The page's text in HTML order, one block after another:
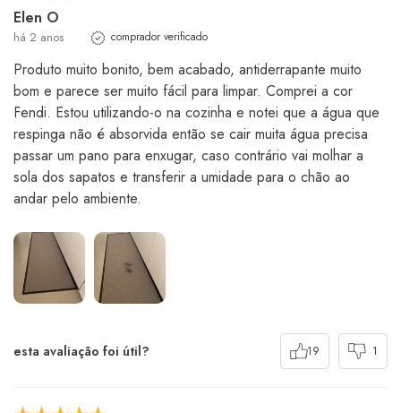
Elen O
há 2 anos comprador verificado
Produto muito bonito, bem acabado, antiderrapante muito
bom e parece ser muito fácil para limpar. Comprei a cor
Fendi. Estou utilizando-o na cozinha e notei que a água que
respinga não é absorvida então se cair muita água precisa
passar um pano para enxugar, caso contrário vai molhar a
sola dos sapatos e transferir a umidade para o chão ao
andar pelo ambiente.
esta avaliação foi útil? 19 1